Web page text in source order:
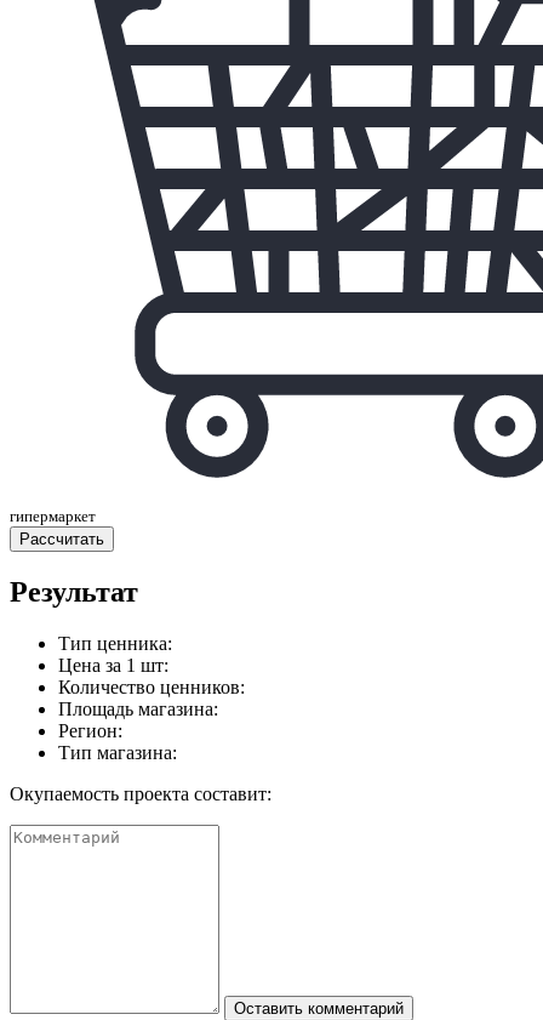
гипермаркет
Расcчитать
Результат
Тип ценника:
Цена за 1 шт:
Количество ценников:
Площадь магазина:
Регион:
Тип магазина:
Окупаемость проекта составит:
Оставить комментарий